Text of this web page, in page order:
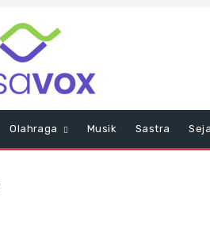
Olahraga Musik Sastra